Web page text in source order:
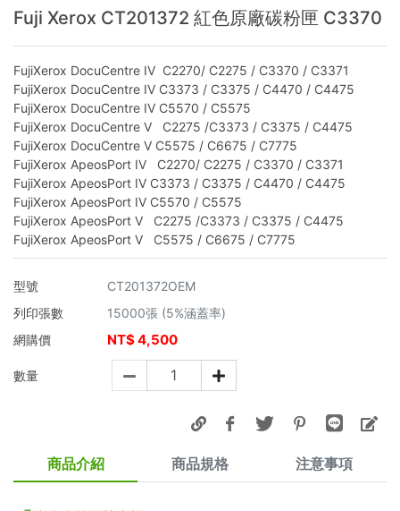
Fuji Xerox CT201372 紅色原廠碳粉匣 C3370
FujiXerox DocuCentre IV C2270/ C2275 / C3370 / C3371
FujiXerox DocuCentre IV C3373 / C3375 / C4470 / C4475
FujiXerox DocuCentre IV C5570 / C5575
FujiXerox DocuCentre V C2275 /C3373 / C3375 / C4475
FujiXerox DocuCentre V C5575 / C6675 / C7775
FujiXerox ApeosPort IV C2270/ C2275 / C3370 / C3371
FujiXerox ApeosPort IV C3373 / C3375 / C4470 / C4475
FujiXerox ApeosPort IV C5570 / C5575
FujiXerox ApeosPort V C2275 /C3373 / C3375 / C4475
FujiXerox ApeosPort V C5575 / C6675 / C7775
型號
CT201372OEM
列印張數
15000張 (5%涵蓋率)
網購價
NT$4,500
數量
商品介紹 商品規格 注意事項